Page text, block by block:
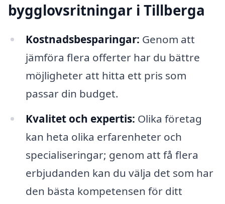
bygglovsritningar i Tillberga
Kostnadsbesparingar: Genom att
jämföra flera offerter har du bättre
möjligheter att hitta ett pris som
passar din budget.
Kvalitet och expertis: Olika företag
kan heta olika erfarenheter och
specialiseringar; genom att få flera
erbjudanden kan du välja det som har
den bästa kompetensen för ditt